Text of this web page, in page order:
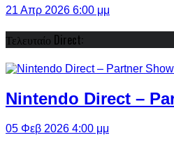
21 Απρ 2026 6:00 μμ
Τελευταίο Direct:
Nintendo Direct –
05 Φεβ 2026 4:00 μμ